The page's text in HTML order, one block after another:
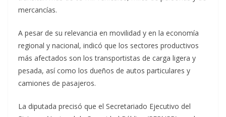
mercancías.
A pesar de su relevancia en movilidad y en la economía
regional y nacional, indicó que los sectores productivos
más afectados son los transportistas de carga ligera y
pesada, así como los dueños de autos particulares y
camiones de pasajeros.
La diputada precisó que el Secretariado Ejecutivo del